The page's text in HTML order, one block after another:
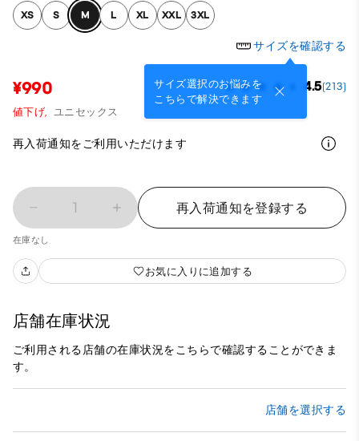
XS S M L XL XXL 3XL
サイズを確認する
サイズ選択のお悩みを
こちらで解決できます
¥990 4.5(213)
値下げ, ユニセックス
再入荷通知をご利用いただけます
1 再入荷通知を登録する
在庫なし
お気に入りに追加する
店舗在庫状況
ご利用される店舗の在庫状況をこちらで確認することができま
す。
店舗を選択する